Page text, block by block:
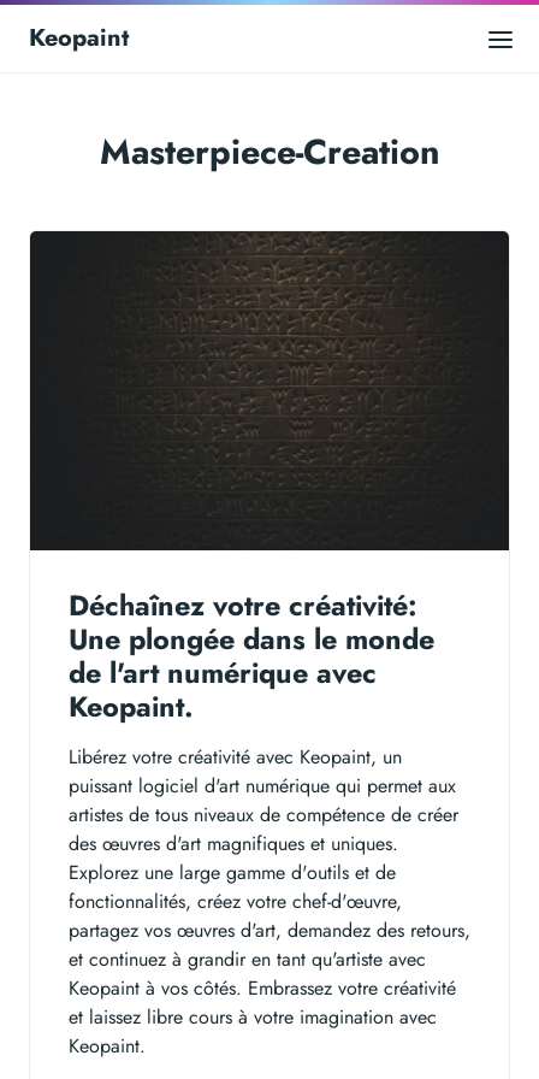
Keopaint
Masterpiece-Creation
Déchaînez votre créativité:
Une plongée dans le monde
de l'art numérique avec
Keopaint.
Libérez votre créativité avec Keopaint, un
puissant logiciel d'art numérique qui permet aux
artistes de tous niveaux de compétence de créer
des œuvres d'art magnifiques et uniques.
Explorez une large gamme d'outils et de
fonctionnalités, créez votre chef-d'œuvre,
partagez vos œuvres d'art, demandez des retours,
et continuez à grandir en tant qu'artiste avec
Keopaint à vos côtés. Embrassez votre créativité
et laissez libre cours à votre imagination avec
Keopaint.